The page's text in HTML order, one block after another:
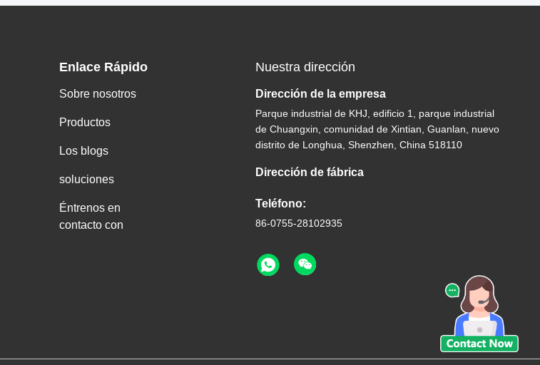
Enlace Rápido
Sobre nosotros
Productos
Los blogs
soluciones
Éntrenos en
contacto con
Nuestra dirección
Dirección de la empresa
Parque industrial de KHJ, edificio 1, parque industrial
de Chuangxin, comunidad de Xintian, Guanlan, nuevo
distrito de Longhua, Shenzhen, China 518110
Dirección de fábrica
Teléfono:
86-0755-28102935